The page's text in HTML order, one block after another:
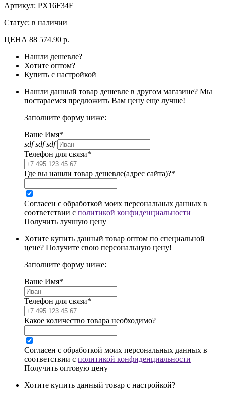
Артикул: PX16F34F
Статус: в наличии
ЦЕНА 88 574.90 р.
Нашли дешевле?
Хотите оптом?
Купить с настройкой
Нашли данный товар дешевле в другом магазине? Мы
постараемся предложить Вам цену еще лучше!
Заполните форму ниже:
Ваше Имя*
sdf sdf sdf
Телефон для связи*
Где вы нашли товар дешевле(адрес сайта)?*
Согласен с обработкой моих персональных данных в
соответствии с политикой конфиденциальности
Получить лучшую цену
Хотите купить данный товар оптом по специальной
цене? Получите свою персональную цену!
Заполните форму ниже:
Ваше Имя*
Телефон для связи*
Какое количество товара необходимо?
Согласен с обработкой моих персональных данных в
соответствии с политикой конфиденциальности
Получить оптовую цену
Хотите купить данный товар с настройкой?